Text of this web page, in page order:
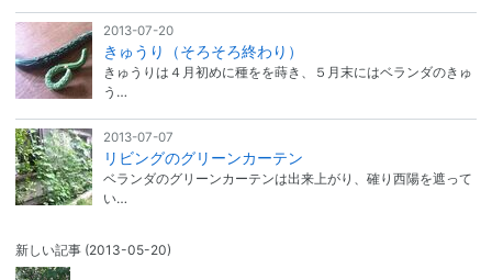
2013-07-20
きゅうり（そろそろ終わり）
きゅうりは４月初めに種をを蒔き、５月末にはベランダのきゅ
う…
2013-07-07
リビングのグリーンカーテン
ベランダのグリーンカーテンは出来上がり、確り西陽を遮って
い…
新しい記事 (2013-05-20)